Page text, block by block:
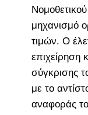
μηχανισμό
τιμών. Ο
επιχείρηση
σύγκρισης
με το
αναφοράς